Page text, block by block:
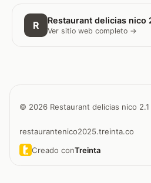
R Restaurant delicias nico
Ver sitio web completo →
© 2026 Restaurant delicias nico 2.1
restaurantenico2025.treinta.co
Creado conTreinta